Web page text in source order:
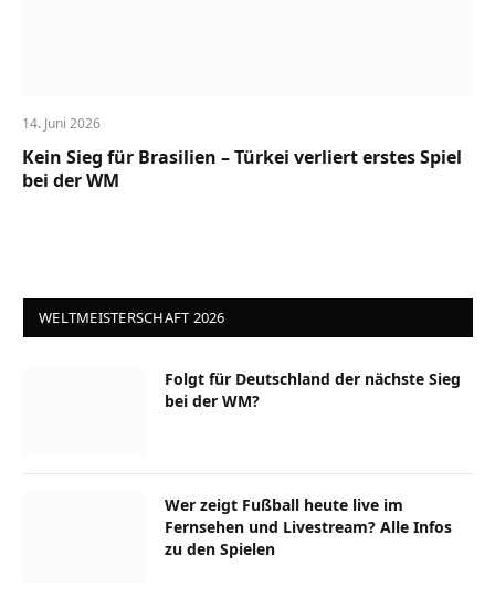
14. Juni 2026
Kein Sieg für Brasilien – Türkei verliert erstes Spiel
bei der WM
WELTMEISTERSCHAFT 2026
Folgt für Deutschland der nächste Sieg
bei der WM?
Wer zeigt Fußball heute live im
Fernsehen und Livestream? Alle Infos
zu den Spielen